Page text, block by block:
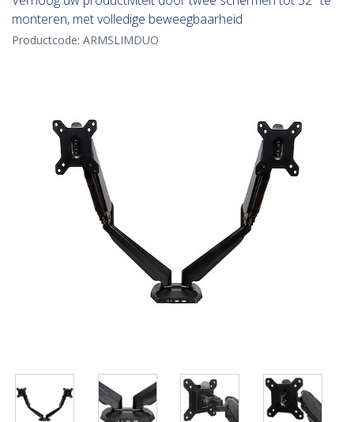
monteren, met volledige beweegbaarheid
Productcode: ARMSLIMDUO